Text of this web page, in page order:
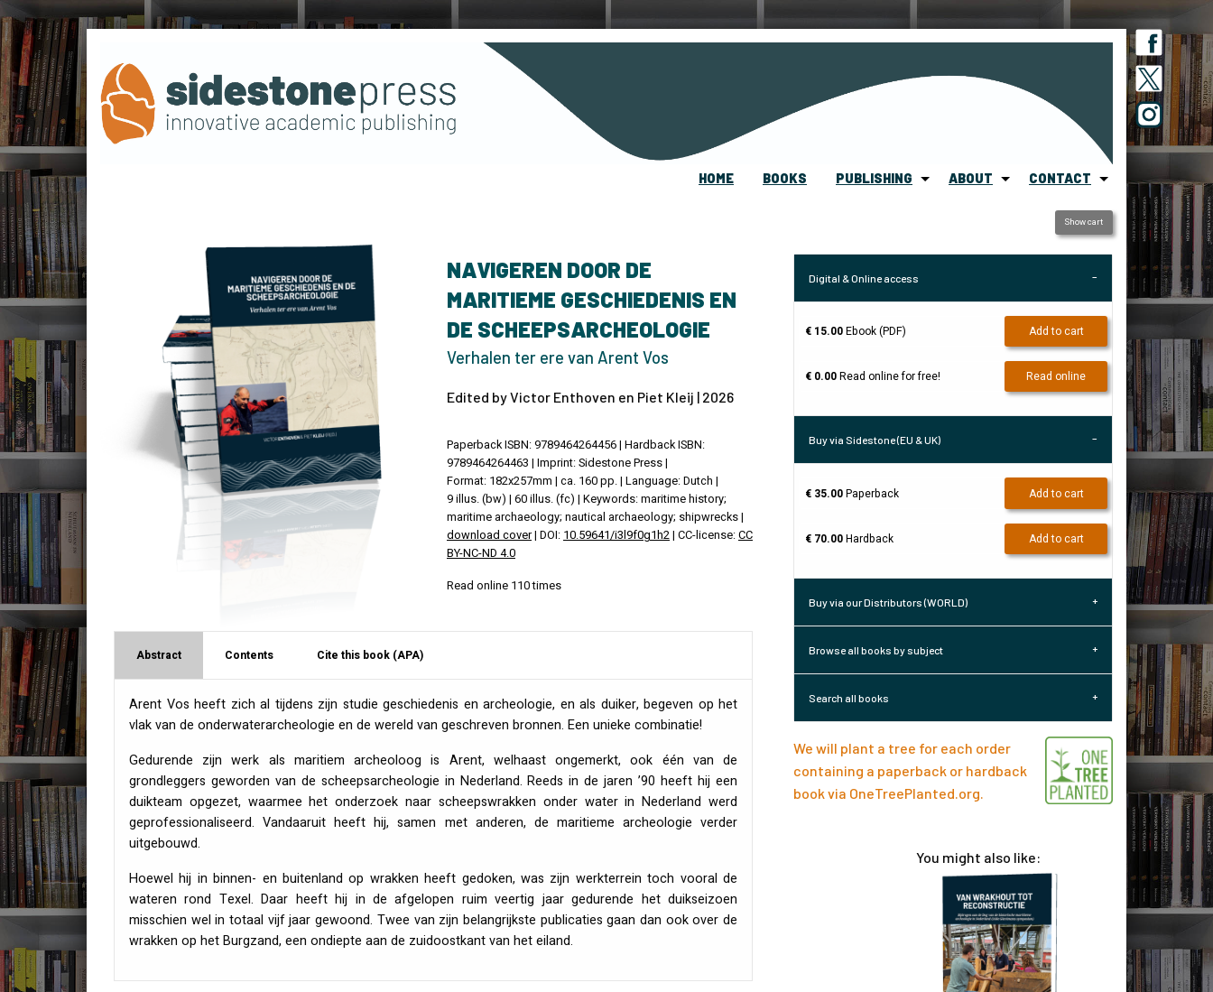
HOME BOOKS PUBLISHING ABOUT CONTACT
NAVIGEREN DOOR DE
MARITIEME GESCHIEDENIS EN
DE SCHEEPSARCHEOLOGIE
Verhalen ter ere van Arent Vos
Edited by Victor Enthoven en Piet Kleij | 2026
Paperback ISBN: 9789464264456 | Hardback ISBN:
9789464264463 | Imprint: Sidestone Press |
Format: 182x257mm | ca. 160 pp. | Language: Dutch |
9 illus. (bw) | 60 illus. (fc) | Keywords: maritime history;
maritime archaeology; nautical archaeology; shipwrecks |
download cover| DOI: 10.59641/i3l9f0g1h2| CC-license:CC
BY-NC-ND 4.0
Read online 110 times
Abstract Contents Cite this book (APA)
Arent Vos heeft zich al tijdens zijn studie geschiedenis en archeologie, en als duiker, begeven op het
vlak van de onderwaterarcheologie en de wereld van geschreven bronnen. Een unieke combinatie!
Gedurende zijn werk als maritiem archeoloog is Arent, welhaast ongemerkt, ook één van de
grondleggers geworden van de scheepsarcheologie in Nederland. Reeds in de jaren ’90 heeft hij een
duikteam opgezet, waarmee het onderzoek naar scheepswrakken onder water in Nederland werd
geprofessionaliseerd. Vandaaruit heeft hij, samen met anderen, de maritieme archeologie verder
uitgebouwd.
Hoewel hij in binnen- en buitenland op wrakken heeft gedoken, was zijn werkterrein toch vooral de
wateren rond Texel. Daar heeft hij in de afgelopen ruim veertig jaar gedurende het duikseizoen
misschien wel in totaal vijf jaar gewoond. Twee van zijn belangrijkste publicaties gaan dan ook over de
wrakken op het Burgzand, een ondiepte aan de zuidoostkant van het eiland.
Show cart
Digital & Online access
€ 15.00Ebook (PDF) Add to cart
€ 0.00Read online for free! Read online
Buy via Sidestone (EU & UK)
€ 35.00Paperback Add to cart
€ 70.00Hardback Add to cart
Buy via our Distributors (WORLD)
Browse all books by subject
Search all books
We will plant a tree for each order
containing a paperback or hardback
book via OneTreePlanted.org.
You might also like: